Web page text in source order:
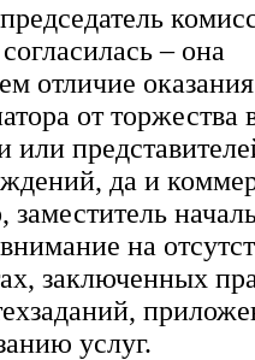
– она
отличие
от торжества
или
да и
заместитель
на
заключенных
услуг.